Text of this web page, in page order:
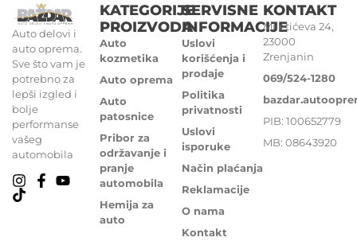
Auto delovi i
auto oprema.
Sve što vam je
potrebno za
lepši izgled i
bolje
performanse
vašeg
automobila
KATEGORIJE
PROIZVODA
Auto
kozmetika
Auto oprema
Auto
patosnice
Pribor za
održavanje i
pranje
automobila
Hemija za
auto
SERVISNE
INFORMACIJE
Uslovi
korišćenja i
prodaje
Politika
privatnosti
Uslovi
isporuke
Način plaćanja
Reklamacije
O nama
Kontakt
KONTAKT
Miletićeva 24,
23000
Zrenjanin
069/524-1280
PIB: 100652779
MB: 08643920